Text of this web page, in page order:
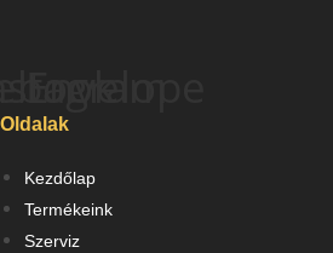
Oldalak
Kezdőlap
Termékeink
Szerviz